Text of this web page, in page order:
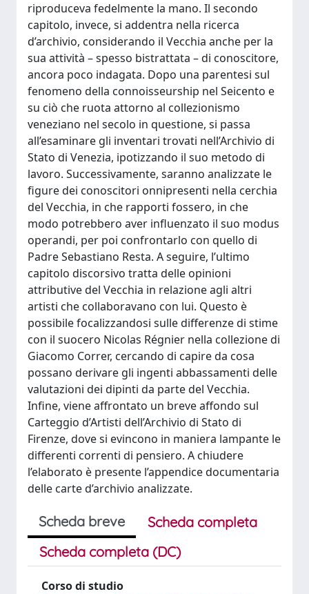
riproduceva fedelmente la mano. Il secondo
capitolo, invece, si addentra nella ricerca
d’archivio, considerando il Vecchia anche per la
sua attività – spesso bistrattata – di conoscitore,
ancora poco indagata. Dopo una parentesi sul
fenomeno della connoisseurship nel Seicento e
su ciò che ruota attorno al collezionismo
veneziano nel secolo in questione, si passa
all’esaminare gli inventari trovati nell’Archivio di
Stato di Venezia, ipotizzando il suo metodo di
lavoro. Successivamente, saranno analizzate le
figure dei conoscitori onnipresenti nella cerchia
del Vecchia, in che rapporti fossero, in che
modo potrebbero aver influenzato il suo modus
operandi, per poi confrontarlo con quello di
Padre Sebastiano Resta. A seguire, l’ultimo
capitolo discorsivo tratta delle opinioni
attributive del Vecchia in relazione agli altri
artisti che collaboravano con lui. Questo è
possibile focalizzandosi sulle differenze di stime
con il suocero Nicolas Régnier nella collezione di
Giacomo Correr, cercando di capire da cosa
possano derivare gli ingenti abbassamenti delle
valutazioni dei dipinti da parte del Vecchia.
Infine, viene affrontato un breve affondo sul
Carteggio d’Artisti dell’Archivio di Stato di
Firenze, dove si evincono in maniera lampante le
differenti correnti di pensiero. A chiudere
l’elaborato è presente l’appendice documentaria
delle carte d’archivio analizzate.
Scheda breve
Scheda completa
Scheda completa (DC)
Corso di studio